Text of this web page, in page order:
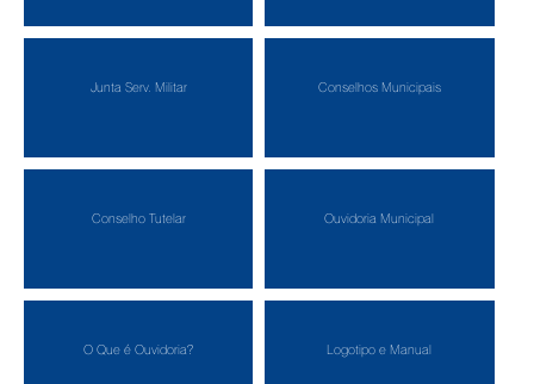
Junta Serv. Militar Conselhos Municipais
Conselho Tutelar Ouvidoria Municipal
O Que é Ouvidoria? Logotipo e Manual